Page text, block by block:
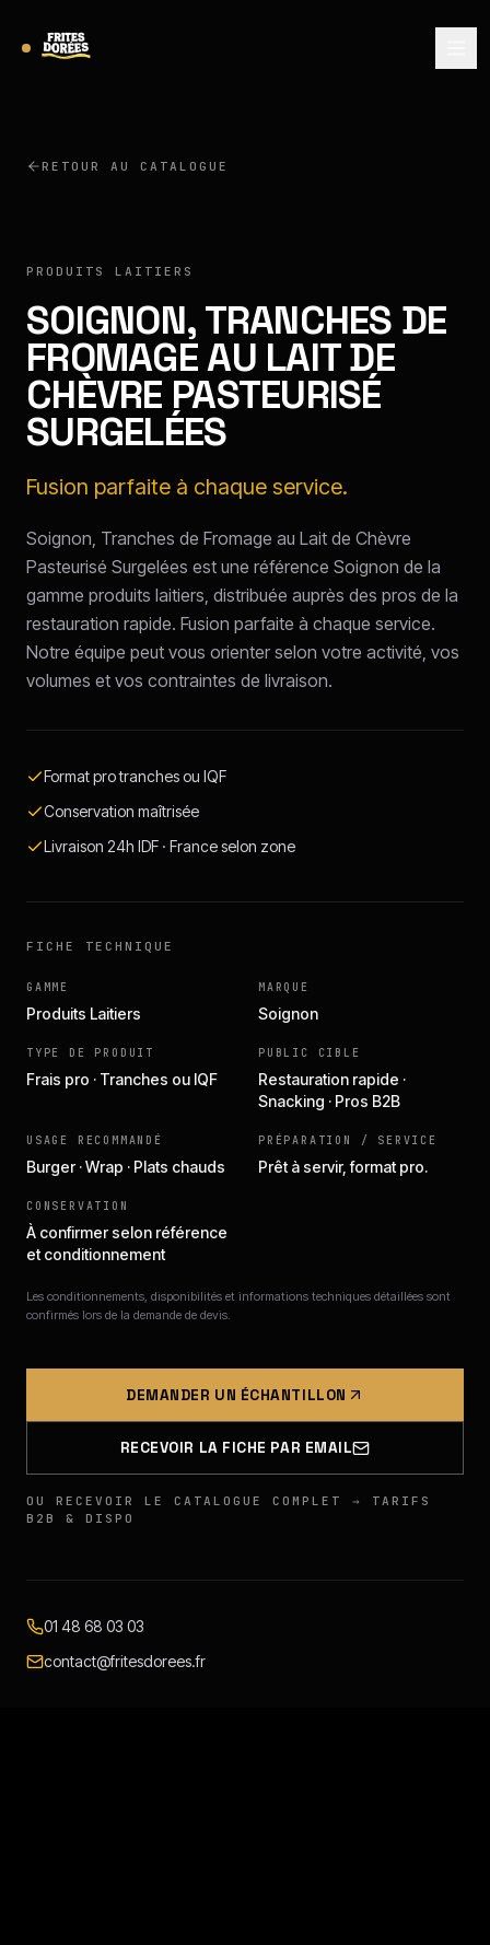
RETOUR AU CATALOGUE
PRODUITS LAITIERS
SOIGNON, TRANCHES DE
FROMAGE AU LAIT DE
CHÈVRE PASTEURISÉ
SURGELÉES
Fusion parfaite à chaque service.
Soignon, Tranches de Fromage au Lait de Chèvre
Pasteurisé Surgelées est une référence Soignon de la
gamme produits laitiers, distribuée auprès des pros de la
restauration rapide. Fusion parfaite à chaque service.
Notre équipe peut vous orienter selon votre activité, vos
volumes et vos contraintes de livraison.
Format pro tranches ou IQF
Conservation maîtrisée
Livraison 24h IDF · France selon zone
FICHE TECHNIQUE
GAMME
Produits Laitiers
MARQUE
Soignon
TYPE DE PRODUIT
Frais pro · Tranches ou IQF
PUBLIC CIBLE
Restauration rapide ·
Snacking · Pros B2B
USAGE RECOMMANDÉ
Burger · Wrap · Plats chauds
PRÉPARATION / SERVICE
Prêt à servir, format pro.
CONSERVATION
À confirmer selon référence
et conditionnement
Les conditionnements, disponibilités et informations techniques détaillées sont
confirmés lors de la demande de devis.
DEMANDER UN ÉCHANTILLON
RECEVOIR LA FICHE PAR EMAIL
OU RECEVOIR LE CATALOGUE COMPLET → TARIFS
B2B & DISPO
01 48 68 03 03
contact@fritesdorees.fr